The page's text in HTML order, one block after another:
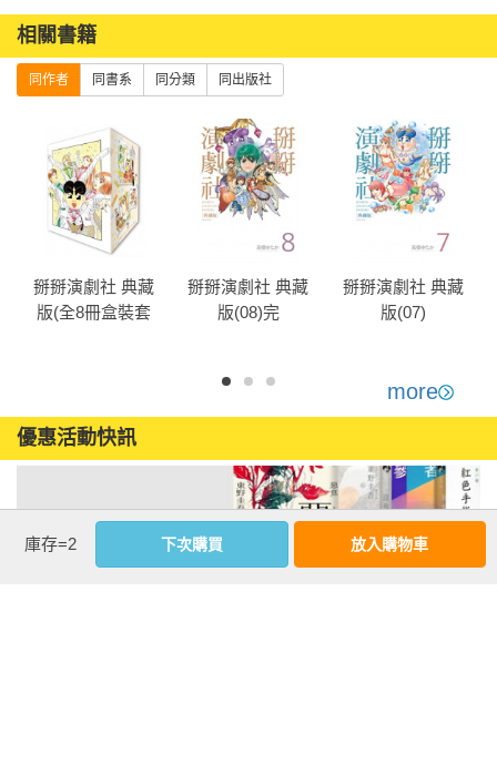
相關書籍
同作者 同書系 同分類 同出版社
掰掰演劇社 典藏
版(全8冊盒裝套
掰掰演劇社 典藏
版(08)完
掰掰演劇社 典藏
版(07)
more
優惠活動快訊
庫存=2 下次購買 放入購物車